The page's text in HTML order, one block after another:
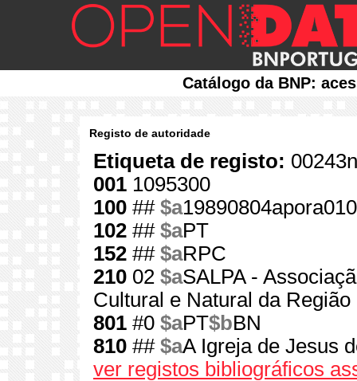
Catálogo da BNP:
Registo de autoridade
Etiqueta de registo:
001 1095300
100 ## $a
102 ## $aPT
152 ## $aRPC
210 02 $aSALPA -
Cultural e Natural da Região
801 #0 $aPT$bBN
810 ## $aA Igreja de Jesus
ver registos bibliográficos